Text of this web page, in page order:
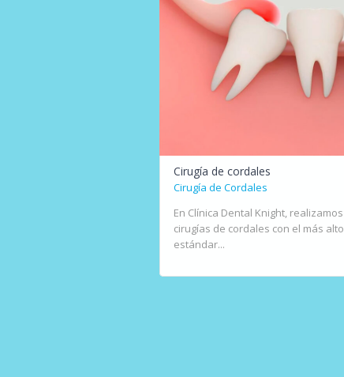
Cirugía de cordales
Cirugía de Cordales
En Clínica Dental Knight, realizamos
cirugías de cordales con el más alto
estándar...